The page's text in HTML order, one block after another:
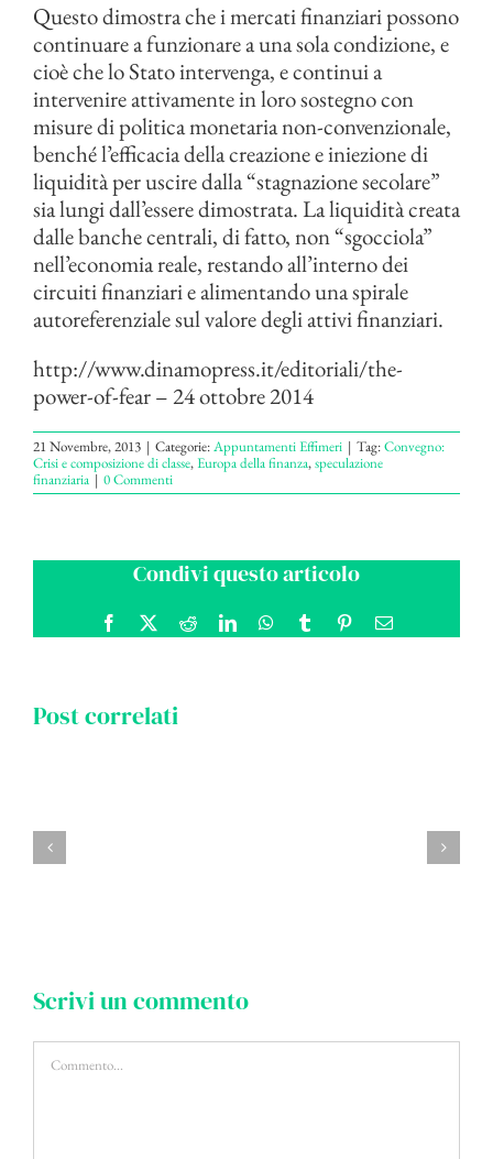
Questo dimostra che i mercati finanziari possono
continuare a funzionare a una sola condizione, e
cioè che lo Stato intervenga, e continui a
intervenire attivamente in loro sostegno con
misure di politica monetaria non-convenzionale,
benché l’efficacia della creazione e iniezione di
liquidità per uscire dalla “stagnazione secolare”
sia lungi dall’essere dimostrata. La liquidità creata
dalle banche centrali, di fatto, non “sgocciola”
nell’economia reale, restando all’interno dei
circuiti finanziari e alimentando una spirale
autoreferenziale sul valore degli attivi finanziari.
http://www.dinamopress.it/editoriali/the-
power-of-fear – 24 ottobre 2014
21 Novembre, 2013 | Categorie:Appuntamenti Effimeri | Tag:Convegno:
Crisi e composizione di classe,Europa della finanza,speculazione
finanziaria | 0 Commenti
Condivi questo articolo
Facebook RedditLinkedInWhatsApp
Tumblr PinterestEmail
Post correlati
Scrivi un commento
Commento